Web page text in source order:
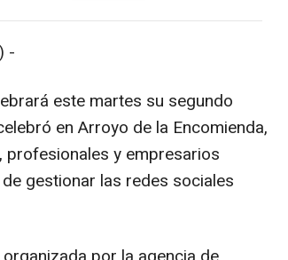
-
este martes su segundo
en Arroyo de la Encomienda,
y empresarios
gestionar las redes sociales